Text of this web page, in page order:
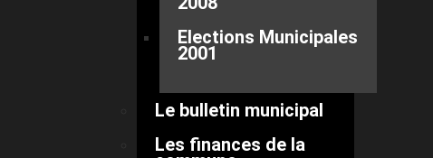
Elections Municipales
2001
Le bulletin municipal
Les finances de la